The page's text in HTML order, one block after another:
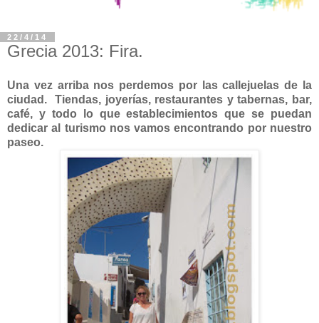
22/4/14
Grecia 2013: Fira.
Una vez arriba nos perdemos por las callejuelas de la
ciudad. Tiendas, joyerías, restaurantes y tabernas, bar,
café, y todo lo que establecimientos que se puedan
dedicar al turismo nos vamos encontrando por nuestro
paseo.